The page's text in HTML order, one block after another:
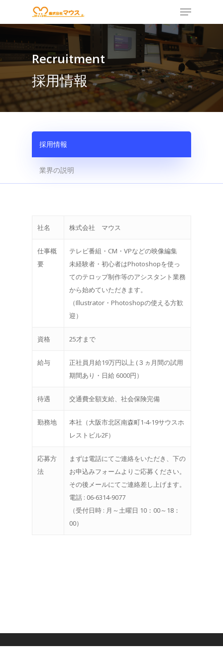
Hit enter to search or ESC to close
Recruitment
採用情報
採用情報
業界の説明
社名 株式会社 マウス
仕事概
要
テレビ番組・CM・VPなどの映像編集
未経験者・初心者はPhotoshopを使っ
てのテロップ制作等のアシスタント業務
から始めていただきます。
（Illustrator・Photoshopの使える方歓
迎）
資格 25才まで
給与
正社員月給19万円以上 (３ヵ月間の試用
期間あり・日給 6000円）
待遇 交通費全額支給、社会保険完備
勤務地
本社（大阪市北区南森町1-4-19サウスホ
レストビル2F）
応募方
法
まずは電話にてご連絡をいただき、下の
お申込みフォームよりご応募ください。
その後メールにてご連絡差し上げます。
電話 : 06-6314-9077
（受付日時 : 月～土曜日 10：00～18：
00）
HOME
ED ROOM
StudioA
StudioF
StudioG
会社概要